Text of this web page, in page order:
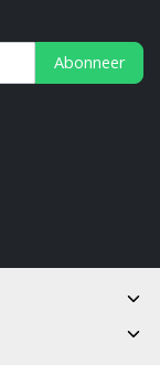
Abonneer